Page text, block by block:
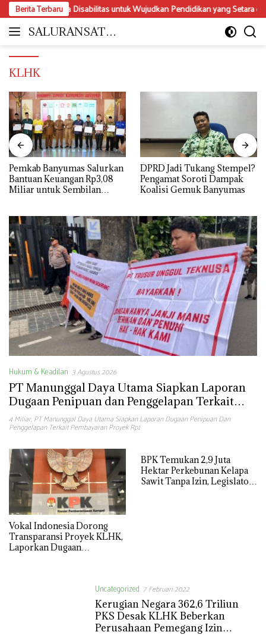
Langsung
ke
konten
Berita Terbaru
Perda Disabilitas untuk Wujudkan Pendidikan yang Setara dan Inklusif
SALURANSATU.
Moderat
KLHK
Pemkab Banyumas Salurkan
Bantuan Keuangan Rp3,08
Miliar untuk Sembilan
DPRD Jadi Tukang Stempel?
Pengamat Soroti Dampak
Koalisi Gemuk Banyumas
Hukum & Keadilan 3 Agustus 2026
PT Manunggal Daya Utama Siapkan Laporan
Dugaan Penipuan dan Penggelapan Terkait
Pembayaran Proyek Rp1,4 Miliar
4 Miliar,PT Manunggal Daya Utama Siapkan Laporan Dugaan Penipuan Dan
Penggelapan Terkait Pembayaran Proyek Rp1
Vokal Indonesia Dorong
Transparansi Proyek KLHK,
Laporkan Dugaan
BPK Temukan 2,9 Juta
Hektar Perkebunan Kelapa
Sawit Tanpa Izin, Legislator
Uncategorized 7 Februari 2022
Kerugian Negara 362,6 Triliun
PKS Desak KLHK Beberkan
Perusahaan Pemegang Izin